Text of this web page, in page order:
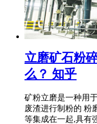
立磨矿石粉
么？ 知乎
矿粉立磨是一种用
废渣进行制粉的 粉
等集成在一起,具有